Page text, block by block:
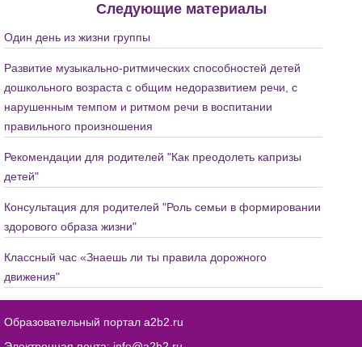
Следующие материалы
Один день из жизни группы
Развитие музыкально-ритмических способностей детей
дошкольного возраста с общим недоразвитием речи, с
нарушенным темпом и ритмом речи в воспитании
правильного произношения
Рекомендации для родителей "Как преодолеть капризы
детей"
Консультация для родителей "Роль семьи в формировании
здорового образа жизни"
Классный час «Знаешь ли ты правила дорожного
движения"
Образовательный портал a2b2.ru